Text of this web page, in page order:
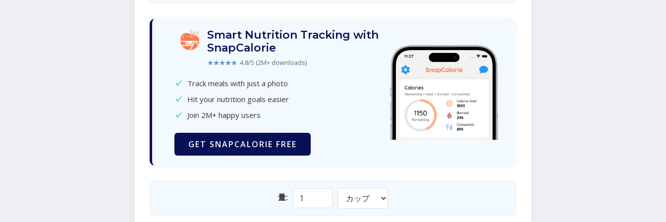
Smart Nutrition Tracking with
SnapCalorie
★★★★★ 4.8/5 (2M+ downloads)
✓ Track meals with just a photo
✓ Hit your nutrition goals easier
✓ Join 2M+ happy users
GET SNAPCALORIE FREE
量: